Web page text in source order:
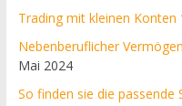
Trading mit kleinen Konten
Nebenberuflicher
Mai 2024
So finden sie die passende